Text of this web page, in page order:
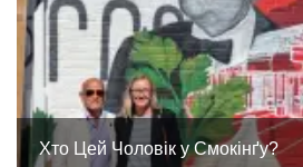
Хто Цей Чоловік у Смокінґу?